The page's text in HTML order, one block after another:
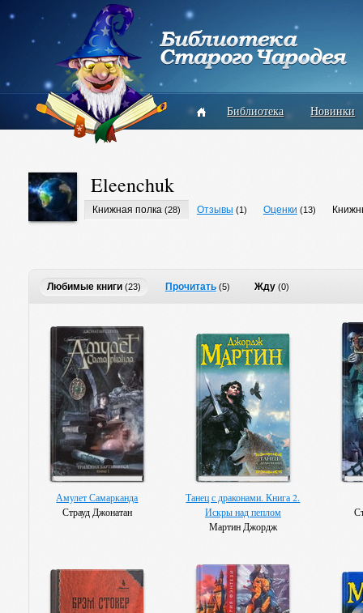
Библиотека Новинки
Eleenchuk
Книжная полка (28) Отзывы (1) Оценки (13)
Любимые книги (23) Прочитать (5) Жду (0)
Амулет Самарканда
Страуд Джонатан
Танец с драконами. Книга 2.
Искры над пеплом
Мартин Джордж